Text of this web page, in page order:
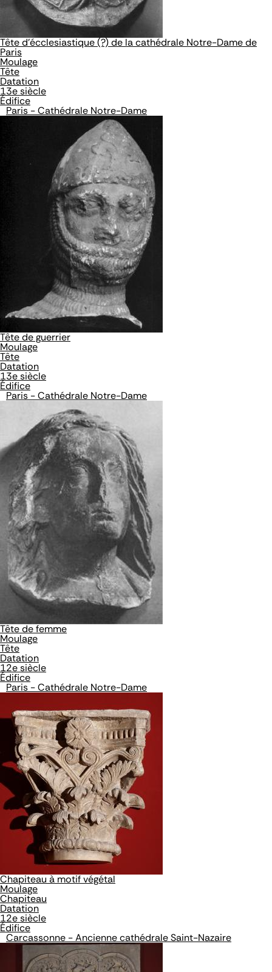
Tête d'écclesiastique (?) de la cathédrale Notre-Dame de
Paris
Moulage
Tête
Datation
13e siècle
Édifice
Paris - Cathédrale Notre-Dame
Tête de guerrier
Moulage
Tête
Datation
13e siècle
Édifice
Paris - Cathédrale Notre-Dame
Tête de femme
Moulage
Tête
Datation
12e siècle
Édifice
Paris - Cathédrale Notre-Dame
Chapiteau à motif végétal
Moulage
Chapiteau
Datation
12e siècle
Édifice
Carcassonne - Ancienne cathédrale Saint-Nazaire